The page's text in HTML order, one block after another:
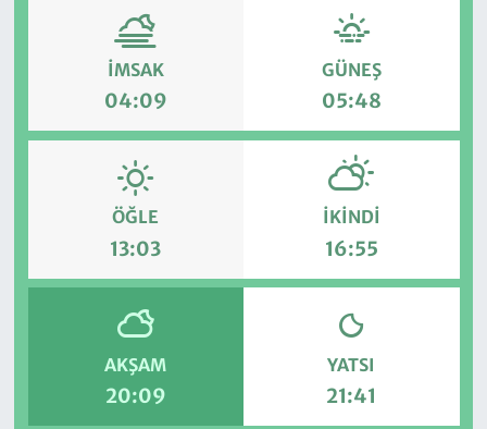
İMSAK
04:09
GÜNEŞ
05:48
ÖĞLE
13:03
İKINDI
16:55
AKŞAM
20:09
YATSI
21:41